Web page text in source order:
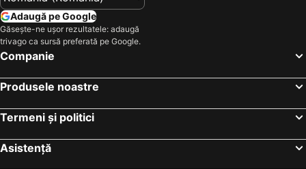
Predeal, Jud. Brașov Hoteluri
Bran, Jud. Brașov Hoteluri
Băile Tuşnad, Jud. Harghita Hoteluri
București, Jud. Ilfov Hoteluri
Sibiu, Jud. Sibiu Hoteluri
Băile Herculane, Jud. Caraș-Severin Hoteluri
Adaugă pe Google
Găsește-ne ușor rezultatele: adaugă
trivago ca sursă preferată pe Google.
Companie
Produsele noastre
Termeni și politici
Asistență